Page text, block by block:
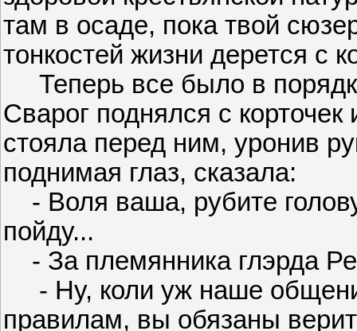
там в осаде, пока твой
тонкостей жизни дерется с
Теперь все было в
Сварог поднялся с
стояла перед ним, уронив
поднимая глаз, сказала:
- Воля ваша, рубите
пойду...
- За племянника глэрда
- Ну, коли уж наше
правилам, вы обязаны